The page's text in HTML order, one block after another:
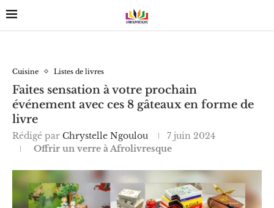
Cuisine Listes de livres
Faites sensation à votre prochain
événement avec ces 8 gâteaux en forme de
livre
Rédigé par Chrystelle Ngoulou
7 juin 2024
Offrir un verre à Afrolivresque